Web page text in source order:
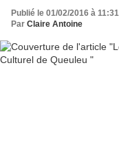
Publié le 01/02/2016 à 11:31
Par Claire Antoine